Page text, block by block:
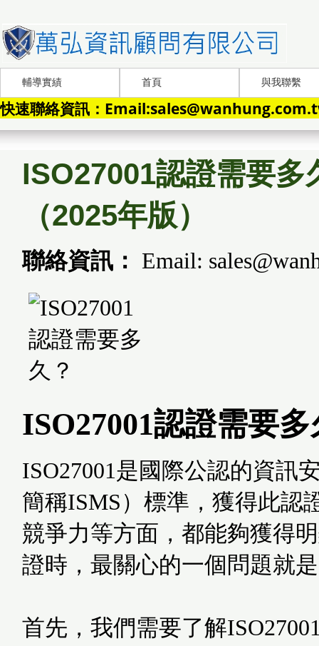
輔導實績 首頁 與我聯繫
快速聯絡資訊：
ISO27001認證需要
（2025年版）
聯絡資訊： Email:
ISO27001認證需要
ISO27001是國際公認的資訊
簡稱ISMS）標準，獲得此認
競爭力等方面，都能夠獲得
證時，最關心的一個問題就
首先，我們需要了解